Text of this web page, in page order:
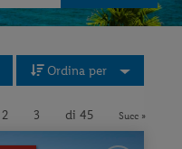
Ordina per
2 3 di 45 Succ »